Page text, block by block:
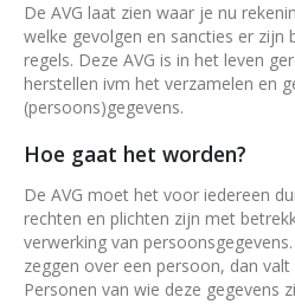
De AVG laat zien waar je nu
welke gevolgen en sancties er zijn
regels. Deze AVG is in het leven
herstellen ivm het verzamelen en
(persoons)gegevens.
Hoe gaat het worden?
De AVG moet het voor iedereen
rechten en plichten zijn met
verwerking van
zeggen over een persoon, dan valt
Personen van wie deze gegevens